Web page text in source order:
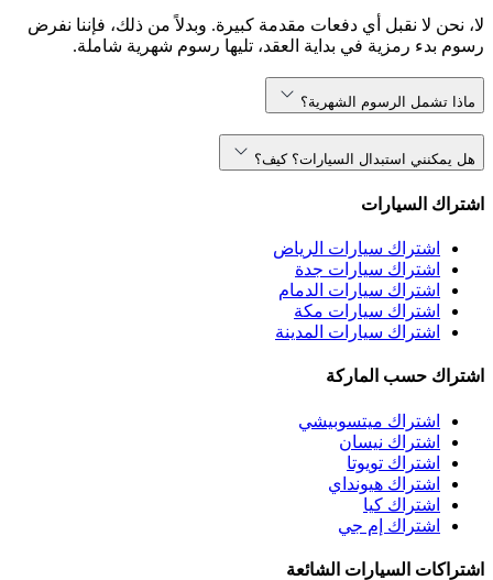
لا، نحن لا نقبل أي دفعات مقدمة كبيرة. وبدلاً من ذلك، فإننا نفرض
رسوم بدء رمزية في بداية العقد، تليها رسوم شهرية شاملة.
ماذا تشمل الرسوم الشهرية؟
هل يمكنني استبدال السيارات؟ كيف؟
اشتراك السيارات
اشتراك سيارات الرياض
اشتراك سيارات جدة
اشتراك سيارات الدمام
اشتراك سيارات مكة
اشتراك سيارات المدينة
اشتراك حسب الماركة
اشتراك ميتسوبيشي
اشتراك نيسان
اشتراك تويوتا
اشتراك هيونداي
اشتراك كيا
اشتراك إم جي
اشتراكات السيارات الشائعة